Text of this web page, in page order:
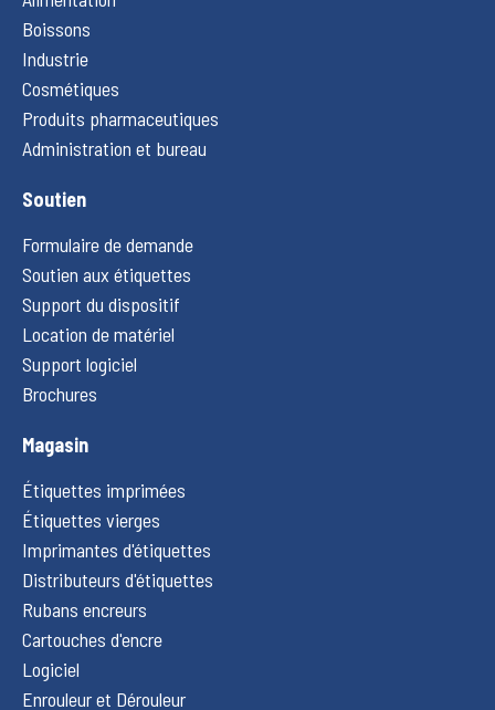
Boissons
Industrie
Cosmétiques
Produits pharmaceutiques
Administration et bureau
Soutien
Formulaire de demande
Soutien aux étiquettes
Support du dispositif
Location de matériel
Support logiciel
Brochures
Magasin
Étiquettes imprimées
Étiquettes vierges
Imprimantes d'étiquettes
Distributeurs d'étiquettes
Rubans encreurs
Cartouches d'encre
Logiciel
Enrouleur et Dérouleur